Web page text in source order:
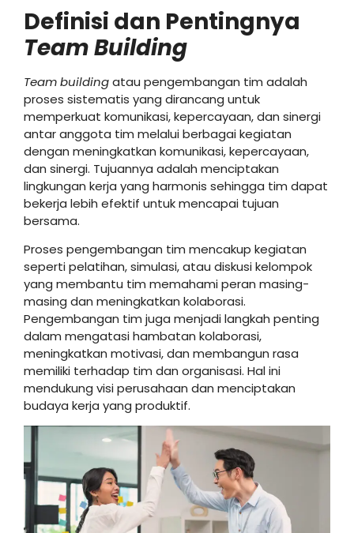
Definisi dan Pentingnya
Team Building
Team buildingatau pengembangan tim adalah
proses sistematis yang dirancang untuk
memperkuat komunikasi, kepercayaan, dan sinergi
antar anggota tim melalui berbagai kegiatan
dengan meningkatkan komunikasi, kepercayaan,
dan sinergi. Tujuannya adalah menciptakan
lingkungan kerja yang harmonis sehingga tim dapat
bekerja lebih efektif untuk mencapai tujuan
bersama.
Proses pengembangan tim mencakup kegiatan
seperti pelatihan, simulasi, atau diskusi kelompok
yang membantu tim memahami peran masing-
masing dan meningkatkan kolaborasi.
Pengembangan tim juga menjadi langkah penting
dalam mengatasi hambatan kolaborasi,
meningkatkan motivasi, dan membangun rasa
memiliki terhadap tim dan organisasi. Hal ini
mendukung visi perusahaan dan menciptakan
budaya kerja yang produktif.